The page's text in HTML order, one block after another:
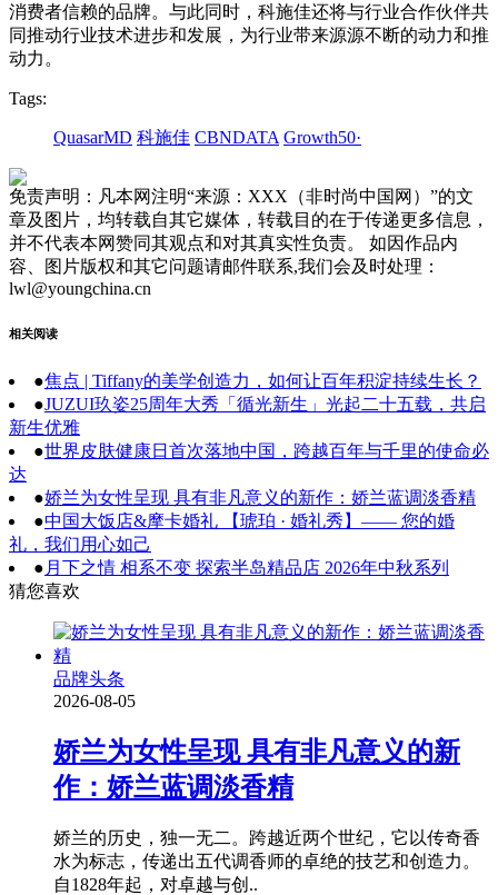
消费者信赖的品牌。与此同时，科施佳还将与行业合作伙伴共
同推动行业技术进步和发展，为行业带来源源不断的动力和推
动力。
Tags:
QuasarMD 科施佳 CBNDATA Growth50·
免责声明：凡本网注明“来源：XXX（非时尚中国网）”的文
章及图片，均转载自其它媒体，转载目的在于传递更多信息，
并不代表本网赞同其观点和对其真实性负责。 如因作品内
容、图片版权和其它问题请邮件联系,我们会及时处理：
lwl@youngchina.cn
相关阅读
●焦点 | Tiffany的美学创造力，如何让百年积淀持续生长？
●JUZUI玖姿25周年大秀「循光新生」光起二十五载，共启
新生优雅
●世界皮肤健康日首次落地中国，跨越百年与千里的使命必
达
●娇兰为女性呈现 具有非凡意义的新作：娇兰蓝调淡香精
●中国大饭店&摩卡婚礼 【琥珀 · 婚礼秀】—— 您的婚
礼，我们用心如己
● 月下之情 相系不变 探索半岛精品店 2026年中秋系列
猜您喜欢
品牌头条
2026-08-05
娇兰为女性呈现 具有非凡意义的新
作：娇兰蓝调淡香精
娇兰的历史，独一无二。跨越近两个世纪，它以传奇香
水为标志，传递出五代调香师的卓绝的技艺和创造力。
自1828年起，对卓越与创..